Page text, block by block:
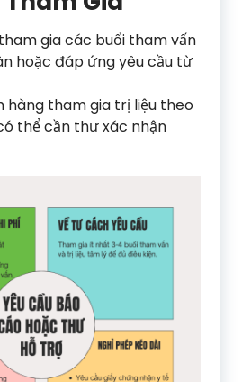
gia các buổi tham vấn
hoặc đáp ứng yêu cầu từ
hàng tham gia trị liệu theo
thể cần thư xác nhận